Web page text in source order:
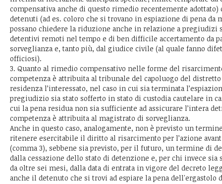
compensativa anche di questo rimedio recentemente adottato)
detenuti (ad es. coloro che si trovano in espiazione di pena
possano chiedere la riduzione anche in relazione a
detentivi remoti nel tempo e di ben difficile accertamento da
sorveglianza e, tanto più, dal giudice civile (al quale fanno
officiosi).
3. Quanto al rimedio compensativo nelle forme del
competenza è attribuita al tribunale del capoluogo del
residenza l’interessato, nel caso in cui sia terminata
pregiudizio sia stato sofferto in stato di custodia cautelare in
cui la pena residua non sia sufficiente ad assicurare l’intera
competenza è attribuita al magistrato di sorveglianza.
Anche in questo caso, analogamente, non è previsto un
ritenere esercitabile il diritto al risarcimento per l’azione
(comma 3), sebbene sia previsto, per il futuro, un termine di
dalla cessazione dello stato di detenzione e, per chi invece sia
da oltre sei mesi, dalla data di entrata in vigore del decreto
anche il detenuto che si trovi ad espiare la pena dell'ergastolo